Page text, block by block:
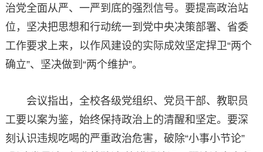
治党全面从严、一严到底的强烈信号。要提高政治站
位，坚决把思想和行动统一到党中央决策部署、省委
工作要求上来，以作风建设的实际成效坚定捍卫“两个
确立”、坚决做到“两个维护”。
会议指出，全校各级党组织、党员干部、教职员
工要以案为鉴，始终保持政治上的清醒和坚定。要深
刻认识违规吃喝的严重政治危害，破除“小事小节论”